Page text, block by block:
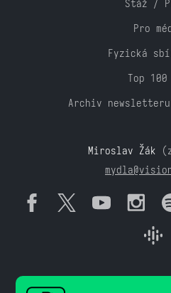
Stáž /
Pro
Fyzická
Top
Archiv newsletteru
Miroslav Žák